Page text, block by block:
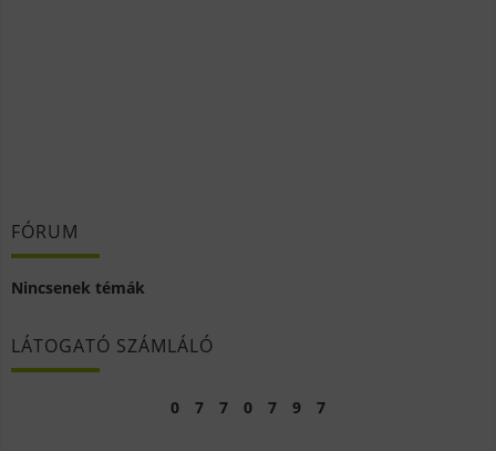
FÓRUM
Nincsenek témák
LÁTOGATÓ SZÁMLÁLÓ
0 7 7 0 7 9 7